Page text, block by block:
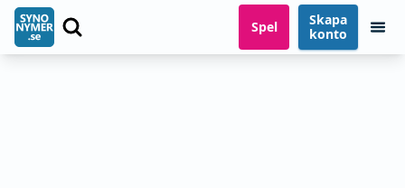
Spel
Skapa
konto